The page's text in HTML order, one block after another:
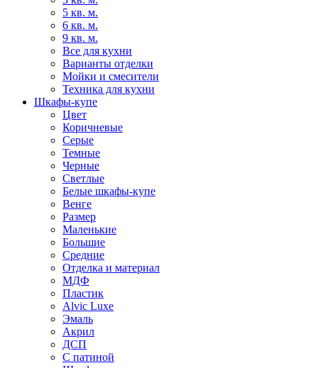
5 кв. м.
6 кв. м.
9 кв. м.
Все для кухни
Варианты отделки
Мойки и смесители
Техника для кухни
Шкафы-купе
Цвет
Коричневые
Серые
Темные
Черные
Светлые
Белые шкафы-купе
Венге
Размер
Маленькие
Большие
Средние
Отделка и материал
МДФ
Пластик
Alvic Luxe
Эмаль
Акрил
ДСП
С патиной